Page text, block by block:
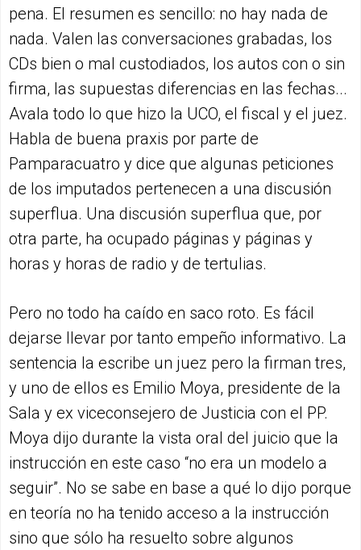
pena. El resumen es sencillo: no hay nada de
nada. Valen las conversaciones grabadas, los
CDs bien o mal custodiados, los autos con o sin
firma, las supuestas diferencias en las fechas...
Avala todo lo que hizo la UCO, el fiscal y el juez.
Habla de buena praxis por parte de
Pamparacuatro y dice que algunas peticiones
de los imputados pertenecen a una discusión
superflua. Una discusión superflua que, por
otra parte, ha ocupado páginas y páginas y
horas y horas de radio y de tertulias.
Pero no todo ha caído en saco roto. Es fácil
dejarse llevar por tanto empeño informativo. La
sentencia la escribe un juez pero la firman tres,
y uno de ellos es Emilio Moya, presidente de la
Sala y ex viceconsejero de Justicia con el PP.
Moya dijo durante la vista oral del juicio que la
instrucción en este caso “no era un modelo a
seguir”. No se sabe en base a qué lo dijo porque
en teoría no ha tenido acceso a la instrucción
sino que sólo ha resuelto sobre algunos